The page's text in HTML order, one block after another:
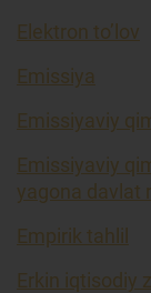
Elektron to’lov
Emissiya
Emissiyaviy
Emissiyaviy
yagona davlat
Empirik tahlil
Erkin iqtisodiy